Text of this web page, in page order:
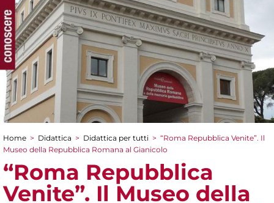
Tu sei qui
Home > Didattica > Didattica per tutti > “Roma Repubblica Venite”. Il
Museo della Repubblica Romana al Gianicolo
“Roma Repubblica
Venite”. Il Museo della